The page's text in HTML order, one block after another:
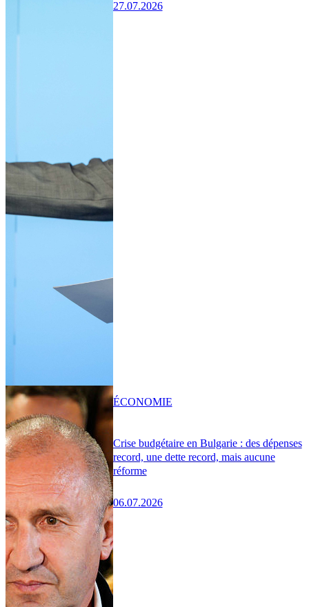
27.07.2026
Crise budgétaire en Bulgarie : des dépenses
record, une dette record, mais aucune
réforme
06.07.2026
ÉCONOMIE